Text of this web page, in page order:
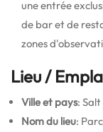
une entrée
de bar et de
zones
Lieu /
Ville et pays:
Nom du lieu: